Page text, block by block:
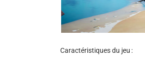
Caractéristiques du jeu :